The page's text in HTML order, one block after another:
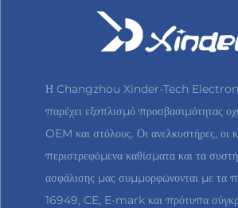
Η Changzhou Xinder-Tech
παρέχει εξοπλισμό προσβασιμότητας
OEM και στόλους. Οι ανελκυστήρες, οι
περιστρεφόμενα καθίσματα και τα
ασφάλισης μας συμμορφώνονται με τα
16949, CE, E-mark και πρότυπα